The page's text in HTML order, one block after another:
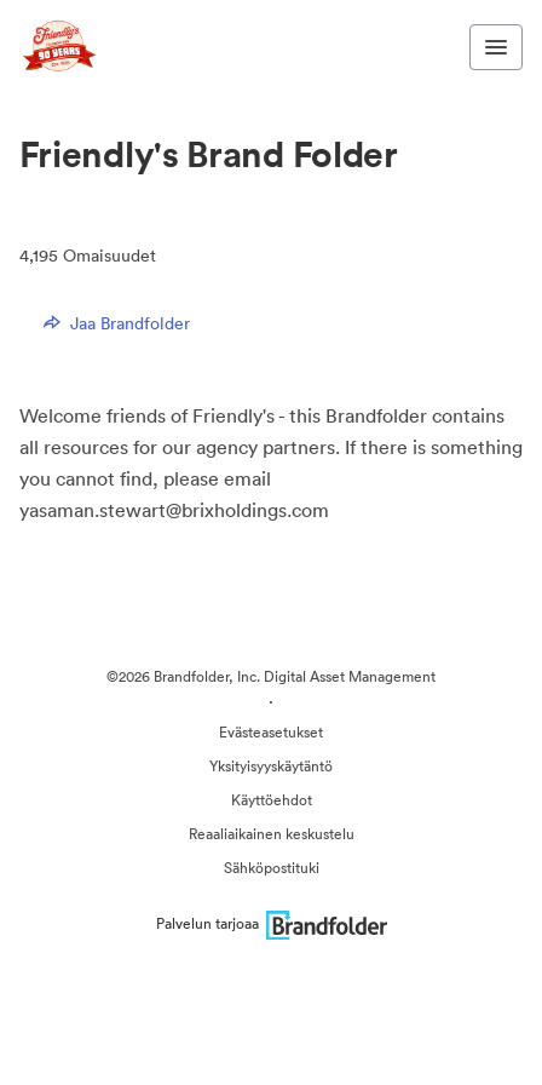
Friendly's Brand Folder
4,195 Omaisuudet
Jaa Brandfolder
Welcome friends of Friendly's - this Brandfolder contains
all resources for our agency partners. If there is something
you cannot find, please email
yasaman.stewart@brixholdings.com
©2026 Brandfolder, Inc. Digital Asset Management
·
Evästeasetukset
Yksityisyyskäytäntö
Käyttöehdot
Reaaliaikainen keskustelu
Sähköpostituki
Palvelun tarjoaa